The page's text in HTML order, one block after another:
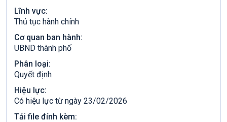
Lĩnh vực:
Thủ tục hành chính
Cơ quan ban hành:
UBND thành phố
Phân loại:
Quyết định
Hiệu lực:
Có hiệu lực từ ngày 23/02/2026
Tải file đính kèm: